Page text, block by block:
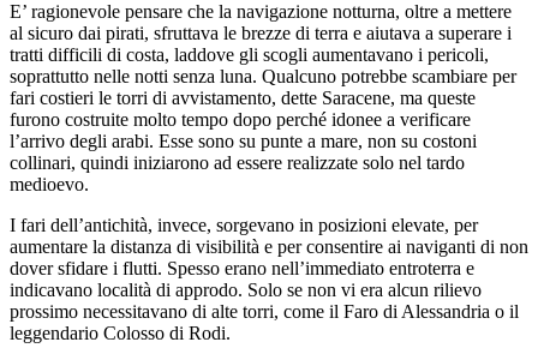
E’ ragionevole pensare che la navigazione notturna, oltre a mettere
al sicuro dai pirati, sfruttava le brezze di terra e aiutava a superare i
tratti difficili di costa, laddove gli scogli aumentavano i pericoli,
soprattutto nelle notti senza luna. Qualcuno potrebbe scambiare per
fari costieri le torri di avvistamento, dette Saracene, ma queste
furono costruite molto tempo dopo perché idonee a verificare
l’arrivo degli arabi. Esse sono su punte a mare, non su costoni
collinari, quindi iniziarono ad essere realizzate solo nel tardo
medioevo.
I fari dell’antichità, invece, sorgevano in posizioni elevate, per
aumentare la distanza di visibilità e per consentire ai naviganti di non
dover sfidare i flutti. Spesso erano nell’immediato entroterra e
indicavano località di approdo. Solo se non vi era alcun rilievo
prossimo necessitavano di alte torri, come il Faro di Alessandria o il
leggendario Colosso di Rodi.